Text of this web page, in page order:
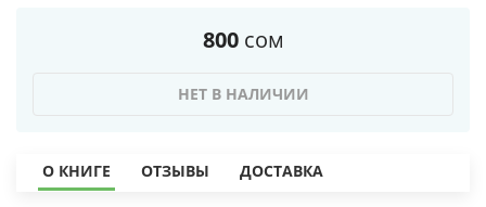
800 сом
НЕТ В НАЛИЧИИ
О КНИГЕ ОТЗЫВЫ ДОСТАВКА